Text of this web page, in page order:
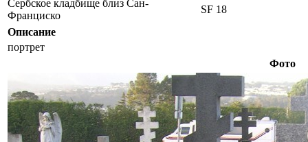
Сербское кладбище близ Сан-
Франциско
SF 18
Описание
портрет
Фото